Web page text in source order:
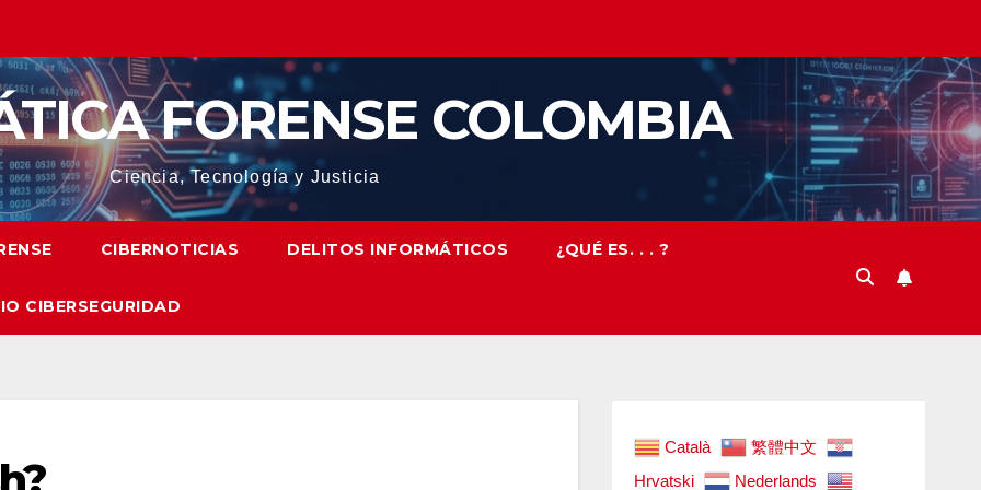
FORENSE COLOMBIA
Ciencia, Tecnología y Justicia
CIBERNOTICIAS DELITOS INFORMÁTICOS ¿QUÉ ES. . . ?
CIBERSEGURIDAD
Català
繁體中文
Hrvatski
Nederlands